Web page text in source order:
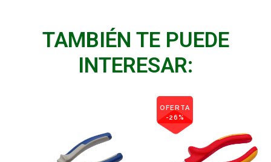
TAMBIÉN TE PUEDE
INTERESAR:
OFERTA
-26%